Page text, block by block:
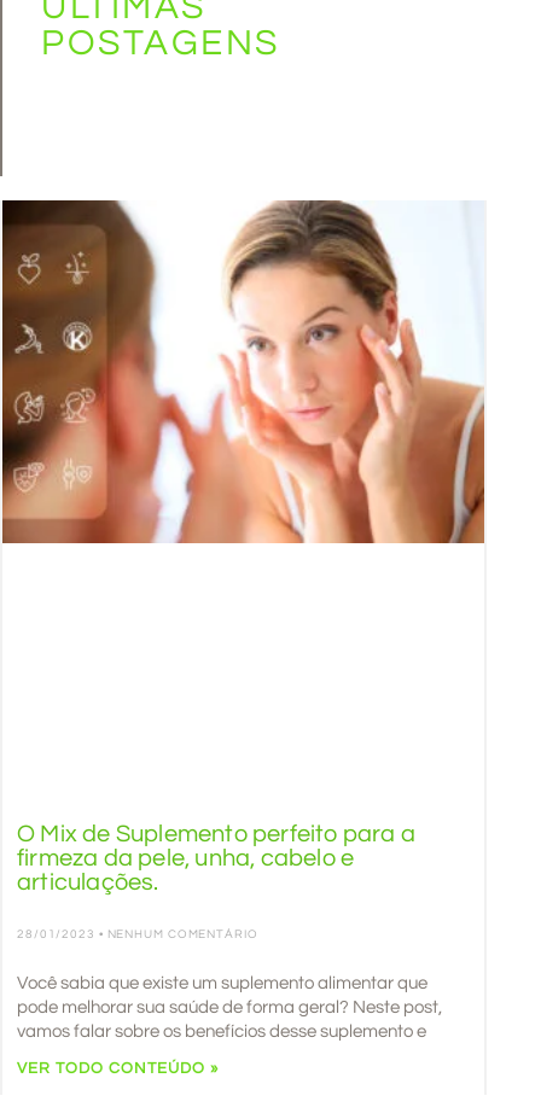
POSTAGENS
O Mix de Suplemento perfeito para a
firmeza da pele, unha, cabelo e
articulações.
28/01/2023 NENHUM COMENTÁRIO
Você sabia que existe um suplemento alimentar que
pode melhorar sua saúde de forma geral? Neste post,
vamos falar sobre os benefícios desse suplemento e
VER TODO CONTEÚDO »